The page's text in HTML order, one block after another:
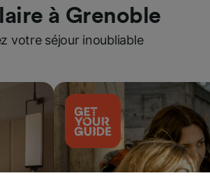
à Grenoble
votre séjour inoubliable